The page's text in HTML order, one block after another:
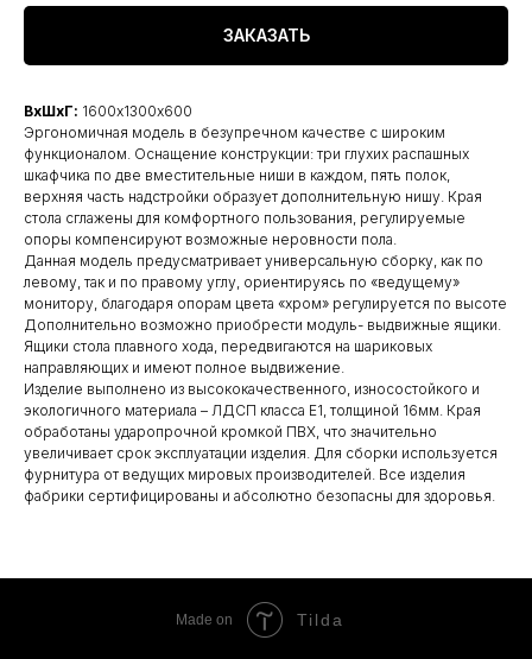
ЗАКАЗАТЬ
ВхШхГ: 1600х1300х600
Эргономичная модель в безупречном качестве с широким
функционалом. Оснащение конструкции: три глухих распашных
шкафчика по две вместительные ниши в каждом, пять полок,
верхняя часть надстройки образует дополнительную нишу. Края
стола сглажены для комфортного пользования, регулируемые
опоры компенсируют возможные неровности пола.
Данная модель предусматривает универсальную сборку, как по
левому, так и по правому углу, ориентируясь по «ведущему»
монитору, благодаря опорам цвета «хром» регулируется по высоте
Дополнительно возможно приобрести модуль- выдвижные ящики.
Ящики стола плавного хода, передвигаются на шариковых
направляющих и имеют полное выдвижение.
Изделие выполнено из высококачественного, износостойкого и
экологичного материала – ЛДСП класса Е1, толщиной 16мм. Края
обработаны ударопрочной кромкой ПВХ, что значительно
увеличивает срок эксплуатации изделия. Для сборки используется
фурнитура от ведущих мировых производителей. Все изделия
фабрики сертифицированы и абсолютно безопасны для здоровья.
Made on Tilda